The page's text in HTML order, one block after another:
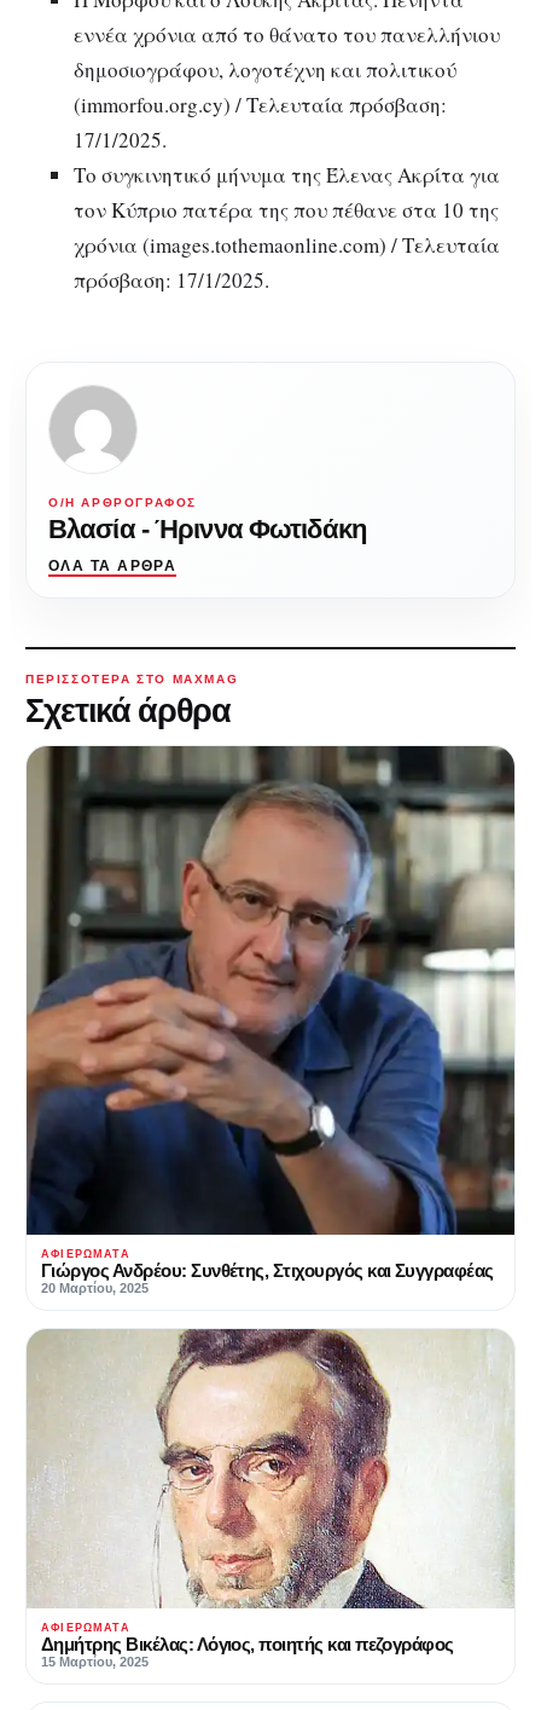
εννέα χρόνια από το θάνατο του πανελλήνιου
δημοσιογράφου, λογοτέχνη και πολιτικού
(immorfou.org.cy) / Τελευταία πρόσβαση:
17/1/2025.
Το συγκινητικό μήνυμα της Έλενας Ακρίτα για
τον Κύπριο πατέρα της που πέθανε στα 10 της
χρόνια (images.tothemaonline.com) / Τελευταία
πρόσβαση: 17/1/2025.
Ο/Η ΑΡΘΡΟΓΡΆΦΟΣ
Βλασία - Ήριννα Φωτιδάκη
ΌΛΑ ΤΑ ΆΡΘΡΑ
ΠΕΡΙΣΣΌΤΕΡΑ ΣΤΟ MAXMAG
Σχετικά άρθρα
ΑΦΙΕΡΏΜΑΤΑ
Γιώργος Ανδρέου: Συνθέτης, Στιχουργός και Συγγραφέας
20 Μαρτίου, 2025
ΑΦΙΕΡΏΜΑΤΑ
Δημήτρης Βικέλας: Λόγιος, ποιητής και πεζογράφος
15 Μαρτίου, 2025